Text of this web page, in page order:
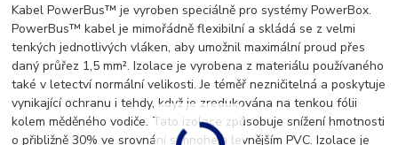
Kabel PowerBus™ je vyroben speciálně pro systémy PowerBox.
PowerBus™ kabel je mimořádně flexibilní a skládá se z velmi
tenkých jednotlivých vláken, aby umožnil maximální proud přes
daný průřez 1,5 mm². Izolace je vyrobena z materiálu používaného
také v letectví normální velikosti. Je téměř nezničitelná a poskytuje
vynikající ochranu i tehdy, když je zredukována na tenkou fólii
kolem měděného vodiče. Tato izolace způsobuje snížení hmotnosti
o přibližně 30% ve srovnání s mnohem levnějším PVC. Izolace je